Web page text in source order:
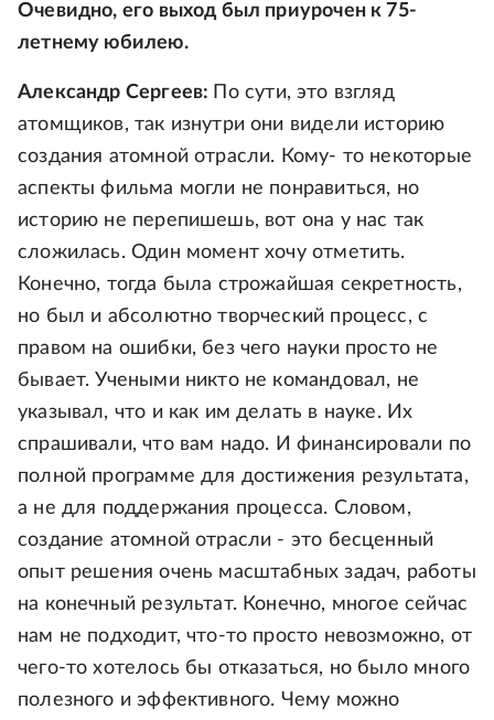
Очевидно, его выход был приурочен к 75-
летнему юбилею.
Александр Сергеев:
По сути, это взгляд
атомщиков, так изнутри они видели историю
создания атомной отрасли. Кому- то некоторые
аспекты фильма могли не понравиться, но
историю не перепишешь, вот она у нас так
сложилась. Один момент хочу отметить.
Конечно, тогда была строжайшая секретность,
но был и абсолютно творческий процесс, с
правом на ошибки, без чего науки просто не
бывает. Учеными никто не командовал, не
указывал, что и как им делать в науке. Их
спрашивали, что вам надо. И финансировали по
полной программе для достижения результата,
а не для поддержания процесса. Словом,
создание атомной отрасли - это бесценный
опыт решения очень масштабных задач, работы
на конечный результат. Конечно, многое сейчас
нам не подходит, что-то просто невозможно, от
чего-то хотелось бы отказаться, но было много
полезного и эффективного. Чему можно